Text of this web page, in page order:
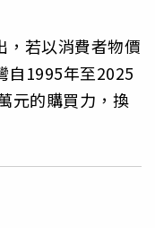
，若以消費者物價
自1995年至2025
元的購買力，換